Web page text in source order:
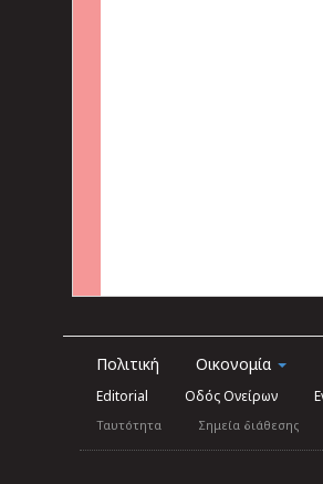
Πολιτική Οικονομία
Editorial Οδός Ονείρων
Ταυτότητα Σημεία διάθεσης